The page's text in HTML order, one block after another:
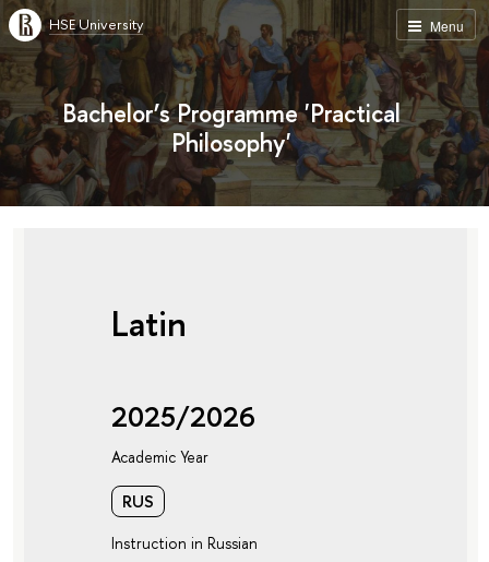
Menu
HSE University
Bachelor’s Programme 'Practical
Philosophy'
Latin
2025/2026
Academic Year
RUS
Instruction in Russian